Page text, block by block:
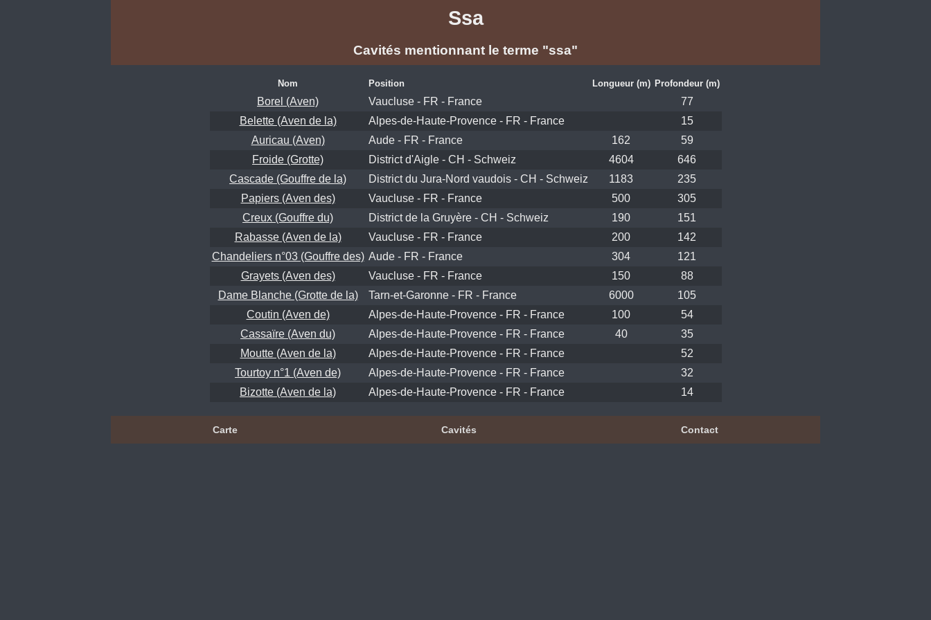
Ssa
Cavités mentionnant le terme "ssa"
Nom Position Longueur (m) Profondeur (m)
Borel (Aven) Vaucluse - FR - France
77
Belette (Aven de la)
Alpes-de-Haute-Provence - FR - France
15
Auricau (Aven)
Aude - FR - France 162
59
Froide (Grotte)
District d'Aigle - CH - Schweiz 4604
646
Cascade (Gouffre de la)
District du Jura-Nord vaudois - CH - Schweiz 1183
235
Papiers (Aven des)
Vaucluse - FR - France 500
305
Creux (Gouffre du)
District de la Gruyère - CH - Schweiz 190
151
Rabasse (Aven de la)
Vaucluse - FR - France 200
142
Chandeliers n°03 (Gouffre des) Aude - FR - France 304
121
Grayets (Aven des)
Vaucluse - FR - France 150
88
Dame Blanche (Grotte de la)
Tarn-et-Garonne - FR - France 6000
105
Coutin (Aven de)
Alpes-de-Haute-Provence - FR - France 100
54
Cassaïre (Aven du)
Alpes-de-Haute-Provence - FR - France 40
35
Moutte (Aven de la)
Alpes-de-Haute-Provence - FR - France
52
Tourtoy n°1 (Aven de)
Alpes-de-Haute-Provence - FR - France
32
Bizotte (Aven de la)
Alpes-de-Haute-Provence - FR - France 14
Carte Cavités Contact